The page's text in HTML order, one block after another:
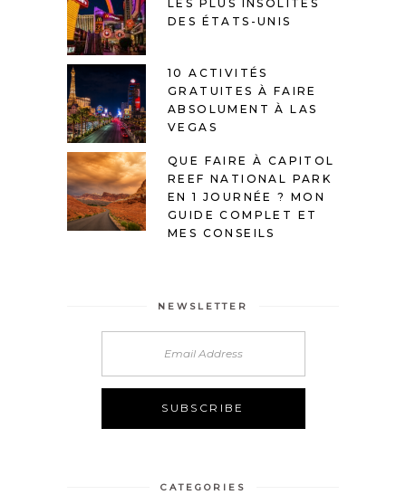
LES PLUS INSOLITES
DES ÉTATS-UNIS
10 ACTIVITÉS
GRATUITES À FAIRE
ABSOLUMENT À LAS
VEGAS
QUE FAIRE À CAPITOL
REEF NATIONAL PARK
EN 1 JOURNÉE ? MON
GUIDE COMPLET ET
MES CONSEILS
NEWSLETTER
CATEGORIES